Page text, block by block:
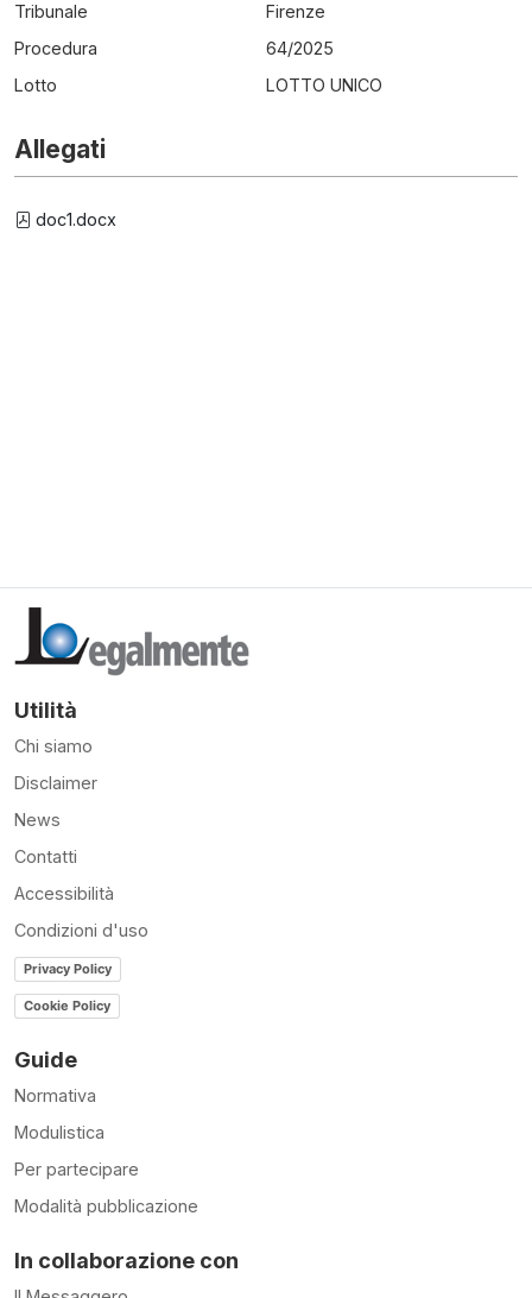
Tribunale
Firenze
Procedura
64/2025
Lotto
LOTTO UNICO
Allegati
doc1.docx
Utilità
Chi siamo
Disclaimer
News
Contatti
Accessibilità
Condizioni d'uso
Privacy Policy
Cookie Policy
Guide
Normativa
Modulistica
Per partecipare
Modalità pubblicazione
In collaborazione con